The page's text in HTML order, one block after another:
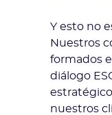
Y esto no
Nuestros
formados
diálogo
nuestros